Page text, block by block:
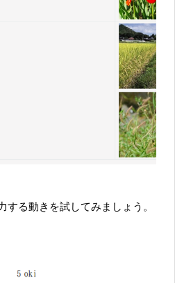
する動きを試してみましょう。